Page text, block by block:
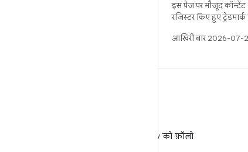
इस पेज पर मौजूद
रजिस्टर किए हुए ट्रेडमार्क
आखिरी बार 2026-07-
X पर @AndroidDev को फ़ॉलो